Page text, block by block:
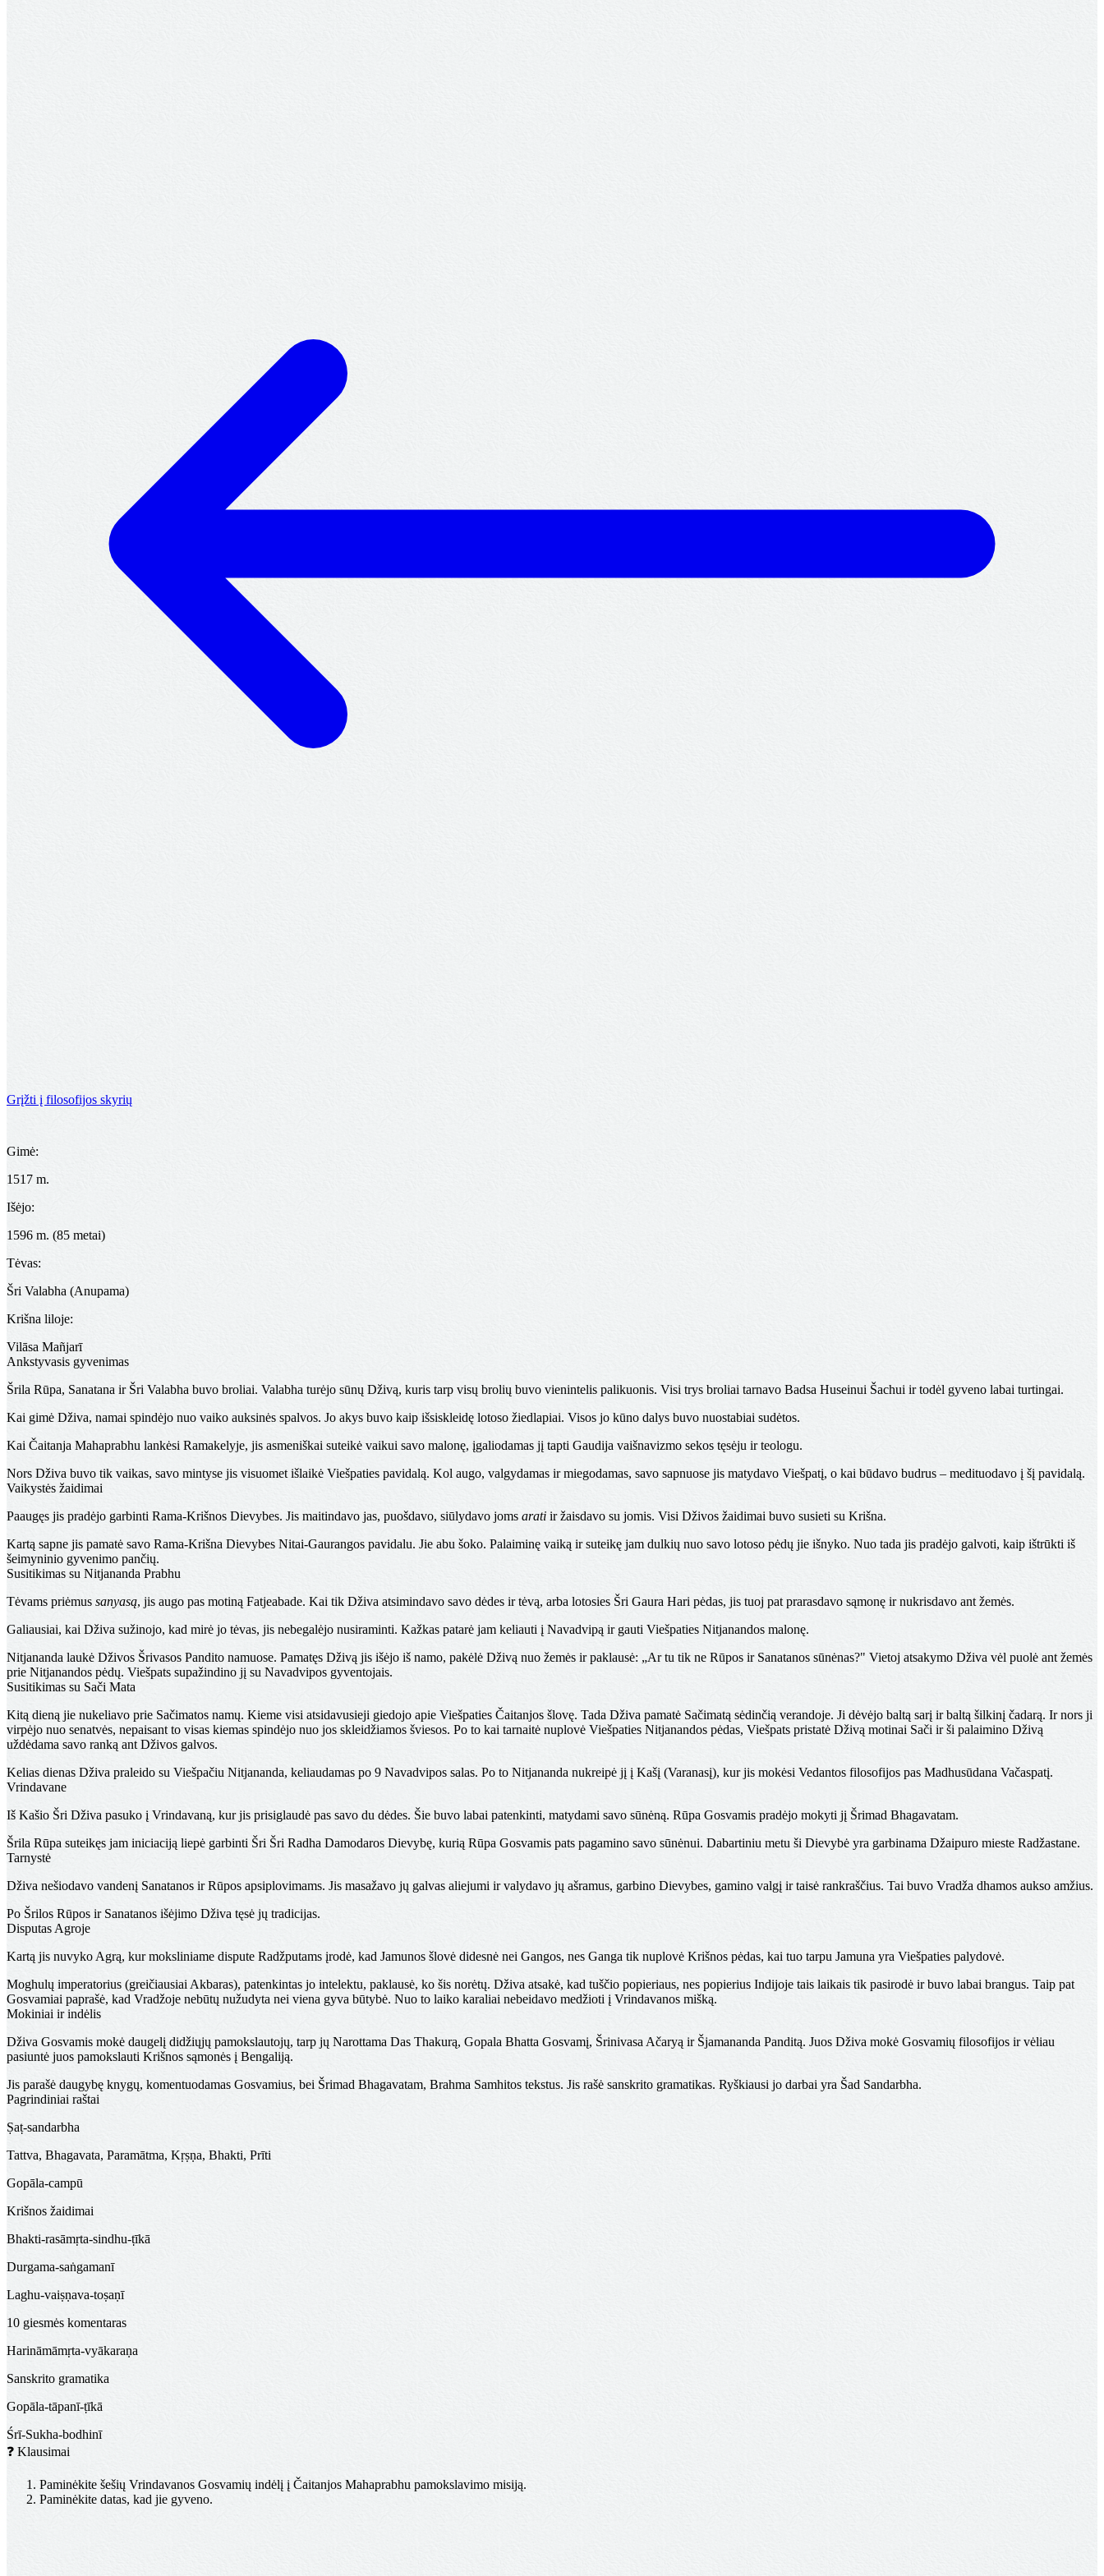
Grįžti į filosofijos skyrių
Gimė:
1517 m.
Išėjo:
1596 m. (85 metai)
Tėvas:
Šri Valabha (Anupama)
Krišna liloje:
Vilāsa Mañjarī
Ankstyvasis gyvenimas
Šrila Rūpa, Sanatana ir Šri Valabha buvo broliai. Valabha turėjo sūnų Dživą, kuris tarp visų brolių buvo vienintelis palikuonis. Visi trys broliai tarnavo Badsa Huseinui Šachui ir todėl gyveno labai turtingai.
Kai gimė Dživa, namai spindėjo nuo vaiko auksinės spalvos. Jo akys buvo kaip išsiskleidę lotoso žiedlapiai. Visos jo kūno dalys buvo nuostabiai sudėtos.
Kai Čaitanja Mahaprabhu lankėsi Ramakelyje, jis asmeniškai suteikė vaikui savo malonę, įgaliodamas jį tapti Gaudija vaišnavizmo sekos tęsėju ir teologu.
Nors Dživa buvo tik vaikas, savo mintyse jis visuomet išlaikė Viešpaties pavidalą. Kol augo, valgydamas ir miegodamas, savo sapnuose jis matydavo Viešpatį, o kai būdavo budrus – medituodavo į šį pavidalą.
Vaikystės žaidimai
Paaugęs jis pradėjo garbinti Rama-Krišnos Dievybes. Jis maitindavo jas, puošdavo, siūlydavo joms arati ir žaisdavo su jomis. Visi Dživos žaidimai buvo susieti su Krišna.
Kartą sapne jis pamatė savo Rama-Krišna Dievybes Nitai-Gaurangos pavidalu. Jie abu šoko. Palaiminę vaiką ir suteikę jam dulkių nuo savo lotoso pėdų jie išnyko. Nuo tada jis pradėjo galvoti, kaip ištrūkti iš
šeimyninio gyvenimo pančių.
Susitikimas su Nitjananda Prabhu
Tėvams priėmus sanyasą, jis augo pas motiną Fatjeabade. Kai tik Dživa atsimindavo savo dėdes ir tėvą, arba lotosies Šri Gaura Hari pėdas, jis tuoj pat prarasdavo sąmonę ir nukrisdavo ant žemės.
Galiausiai, kai Dživa sužinojo, kad mirė jo tėvas, jis nebegalėjo nusiraminti. Kažkas patarė jam keliauti į Navadvipą ir gauti Viešpaties Nitjanandos malonę.
Nitjananda laukė Dživos Šrivasos Pandito namuose. Pamatęs Dživą jis išėjo iš namo, pakėlė Dživą nuo žemės ir paklausė: „Ar tu tik ne Rūpos ir Sanatanos sūnėnas?" Vietoj atsakymo Dživa vėl puolė ant žemės
prie Nitjanandos pėdų. Viešpats supažindino jį su Navadvipos gyventojais.
Susitikimas su Sači Mata
Kitą dieną jie nukeliavo prie Sačimatos namų. Kieme visi atsidavusieji giedojo apie Viešpaties Čaitanjos šlovę. Tada Dživa pamatė Sačimatą sėdinčią verandoje. Ji dėvėjo baltą sarį ir baltą šilkinį čadarą. Ir nors ji
virpėjo nuo senatvės, nepaisant to visas kiemas spindėjo nuo jos skleidžiamos šviesos. Po to kai tarnaitė nuplovė Viešpaties Nitjanandos pėdas, Viešpats pristatė Dživą motinai Sači ir ši palaimino Dživą
uždėdama savo ranką ant Dživos galvos.
Kelias dienas Dživa praleido su Viešpačiu Nitjananda, keliaudamas po 9 Navadvipos salas. Po to Nitjananda nukreipė jį į Kašį (Varanasį), kur jis mokėsi Vedantos filosofijos pas Madhusūdana Vačaspatį.
Vrindavane
Iš Kašio Šri Dživa pasuko į Vrindavaną, kur jis prisiglaudė pas savo du dėdes. Šie buvo labai patenkinti, matydami savo sūnėną. Rūpa Gosvamis pradėjo mokyti jį Šrimad Bhagavatam.
Šrila Rūpa suteikęs jam iniciaciją liepė garbinti Šri Šri Radha Damodaros Dievybę, kurią Rūpa Gosvamis pats pagamino savo sūnėnui. Dabartiniu metu ši Dievybė yra garbinama Džaipuro mieste Radžastane.
Tarnystė
Dživa nešiodavo vandenį Sanatanos ir Rūpos apsiplovimams. Jis masažavo jų galvas aliejumi ir valydavo jų ašramus, garbino Dievybes, gamino valgį ir taisė rankraščius. Tai buvo Vradža dhamos aukso amžius.
Po Šrilos Rūpos ir Sanatanos išėjimo Dživa tęsė jų tradicijas.
Disputas Agroje
Kartą jis nuvyko Agrą, kur moksliniame dispute Radžputams įrodė, kad Jamunos šlovė didesnė nei Gangos, nes Ganga tik nuplovė Krišnos pėdas, kai tuo tarpu Jamuna yra Viešpaties palydovė.
Moghulų imperatorius (greičiausiai Akbaras), patenkintas jo intelektu, paklausė, ko šis norėtų. Dživa atsakė, kad tuščio popieriaus, nes popierius Indijoje tais laikais tik pasirodė ir buvo labai brangus. Taip pat
Gosvamiai paprašė, kad Vradžoje nebūtų nužudyta nei viena gyva būtybė. Nuo to laiko karaliai nebeidavo medžioti į Vrindavanos mišką.
Mokiniai ir indėlis
Dživa Gosvamis mokė daugelį didžiųjų pamokslautojų, tarp jų Narottama Das Thakurą, Gopala Bhatta Gosvamį, Šrinivasa Ačaryą ir Šjamananda Panditą. Juos Dživa mokė Gosvamių filosofijos ir vėliau
pasiuntė juos pamokslauti Krišnos sąmonės į Bengaliją.
Jis parašė daugybę knygų, komentuodamas Gosvamius, bei Šrimad Bhagavatam, Brahma Samhitos tekstus. Jis rašė sanskrito gramatikas. Ryškiausi jo darbai yra Šad Sandarbha.
Pagrindiniai raštai
Ṣaṭ-sandarbha
Tattva, Bhagavata, Paramātma, Kṛṣṇa, Bhakti, Prīti
Gopāla-campū
Krišnos žaidimai
Bhakti-rasāmṛta-sindhu-ṭīkā
Durgama-saṅgamanī
Laghu-vaiṣṇava-toṣaṇī
10 giesmės komentaras
Harināmāmṛta-vyākaraṇa
Sanskrito gramatika
Gopāla-tāpanī-ṭīkā
Śrī-Sukha-bodhinī
❓ Klausimai
Paminėkite šešių Vrindavanos Gosvamių indėlį į Čaitanjos Mahaprabhu pamokslavimo misiją.
Paminėkite datas, kad jie gyveno.